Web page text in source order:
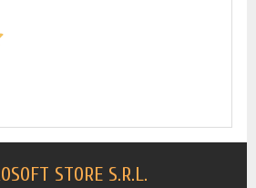
STORE S.R.L.